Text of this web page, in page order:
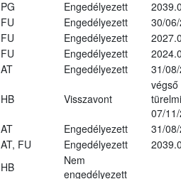
PG Engedélyezett
FU Engedélyezett
30/
FU Engedélyezett
FU Engedélyezett
AT Engedélyezett 31/
HB Visszavont
végső
07/
AT Engedélyezett
31/
AT, FU Engedélyezett
HB
Nem
engedélyezett